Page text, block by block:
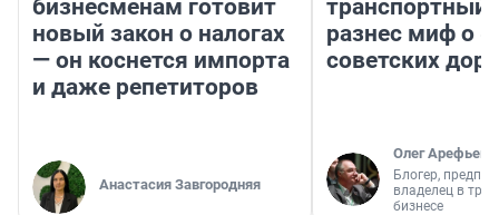
бизнесменам готовит
новый закон о налогах
— он коснется импорта
и даже репетиторов
Анастасия Завгородняя
транспортный
разнес миф о
советских
Олег Арефьев
Блогер,
владелец в
бизнесе